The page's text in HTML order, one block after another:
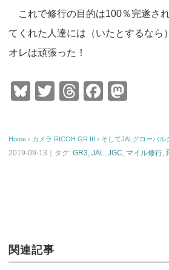
これで修行の目的は100％完遂さ
てくれた人達には（いたとするなら
オレは頑張った！
Bl
sk
T
er
T
a
F
e
o
Home › カメラ RICOH GR III › そしてJALグローバル
2019-09-13｜タグ: GR3, JAL, JGC, マイル修行,
関連記事